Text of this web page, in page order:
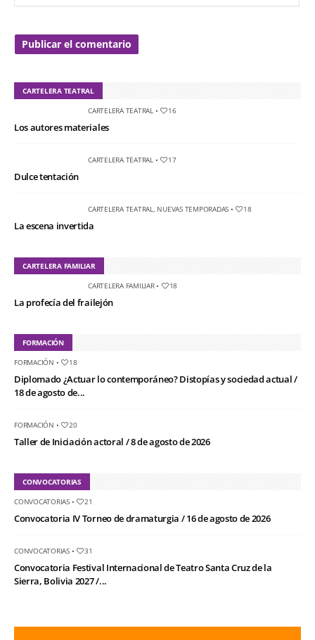
CARTELERA TEATRAL
CARTELERA TEATRAL• 16
Los autores materiales
CARTELERA TEATRAL• 17
Dulce tentación
CARTELERA TEATRAL, NUEVAS TEMPORADAS • 18
La escena invertida
CARTELERA FAMILIAR
CARTELERA FAMILIAR• 18
La profecía del frailejón
FORMACIÓN
FORMACIÓN • 18
Diplomado ¿Actuar lo contemporáneo? Distopías y sociedad actual /
18 de agosto de...
FORMACIÓN • 20
Taller de Iniciación actoral / 8 de agosto de 2026
CONVOCATORIAS
CONVOCATORIAS• 21
Convocatoria IV Torneo de dramaturgia / 16 de agosto de 2026
CONVOCATORIAS• 31
Convocatoria Festival Internacional de Teatro Santa Cruz de la
Sierra, Bolivia 2027 /...